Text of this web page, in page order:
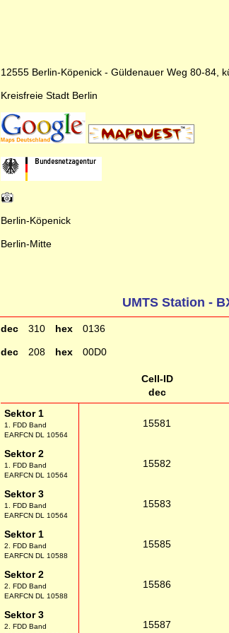
12555 Berlin-Köpenick - Güldenauer Weg 80-84,
Kreisfreie Stadt Berlin
Berlin-Köpenick
Berlin-Mitte
UMTS Station -
dec 310 hex 0136
dec 208 hex 00D0
Cell-ID
dec
Sektor 1
1. FDD Band
EARFCN DL 10564
15581
Sektor 2
1. FDD Band
EARFCN DL 10564
15582
Sektor 3
1. FDD Band
EARFCN DL 10564
15583
Sektor 1
2. FDD Band
EARFCN DL 10588
15585
Sektor 2
2. FDD Band
EARFCN DL 10588
15586
Sektor 3
2. FDD Band
15587